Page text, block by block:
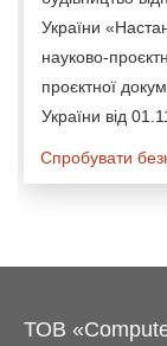
України
науково-
проєктної
України від
Спробувати
ТОВ